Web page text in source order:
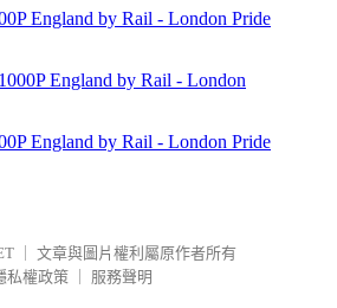
England by Rail - London Pride
England by Rail - London Pride
文章與圖片權利屬原作者所有
私權政策
服務聲明